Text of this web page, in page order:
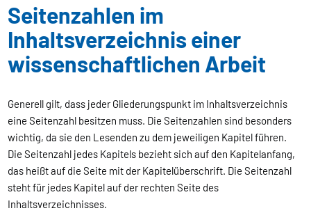
Seitenzahlen im
Inhaltsverzeichnis einer
wissenschaftlichen Arbeit
Generell gilt, dass jeder Gliederungspunkt im Inhaltsverzeichnis
eine Seitenzahl besitzen muss. Die Seitenzahlen sind besonders
wichtig, da sie den Lesenden zu dem jeweiligen Kapitel führen.
Die Seitenzahl jedes Kapitels bezieht sich auf den Kapitelanfang,
das heißt auf die Seite mit der Kapitelüberschrift. Die Seitenzahl
steht für jedes Kapitel auf der rechten Seite des
Inhaltsverzeichnisses.